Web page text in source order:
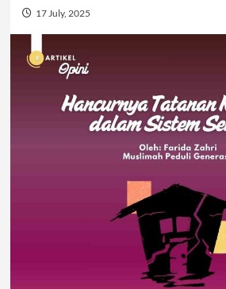
17 July, 2025